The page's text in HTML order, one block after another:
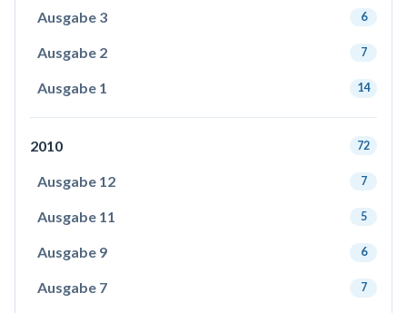
Ausgabe 3 6
Ausgabe 2 7
Ausgabe 1 14
2010 72
Ausgabe 12 7
Ausgabe 11 5
Ausgabe 9 6
Ausgabe 7 7